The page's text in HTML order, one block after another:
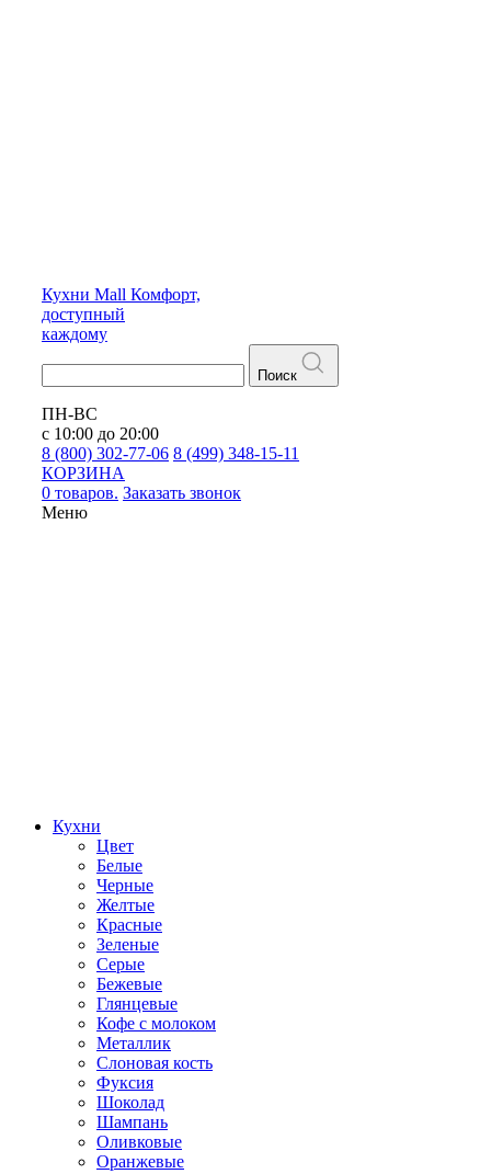
Кухни Mall Комфорт,
доступный
каждому
Поиск
ПН-ВС
с 10:00 до 20:00
8 (800) 302-77-06 8 (499) 348-15-11
КОРЗИНА
0 товаров. Заказать звонок
Меню
Кухни
Цвет
Белые
Черные
Желтые
Красные
Зеленые
Серые
Бежевые
Глянцевые
Кофе с молоком
Металлик
Слоновая кость
Фуксия
Шоколад
Шампань
Оливковые
Оранжевые